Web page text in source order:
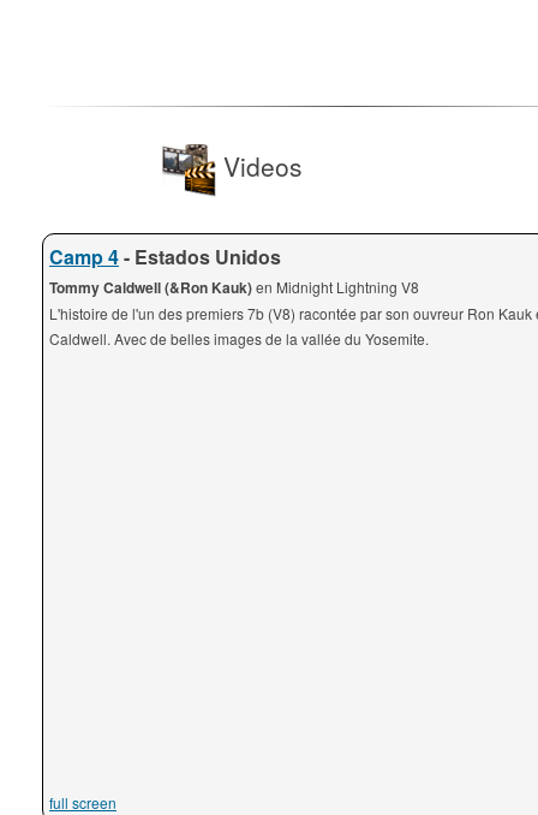
Videos
Camp 4- Estados Unidos
Tommy Caldwell (&Ron Kauk)en Midnight Lightning V8
L'histoire de l'un des premiers 7b (V8) racontée par son ouvreur Ron Kauk
Caldwell. Avec de belles images de la vallée du Yosemite.
full screen